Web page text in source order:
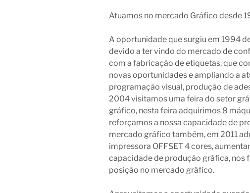
Atuamos no mercado Gráfico desde
A oportunidade que surgiu em 1994
devido a ter vindo do mercado de
com a fabricação de etiquetas, que
novas oportunidades e ampliando a
programação visual, produção de
2004 visitamos uma feira do setor
gráfico, nesta feira adquirimos 8
reforçamos a nossa capacidade de
mercado gráfico também, em 2011
impressora OFFSET 4 cores,
capacidade de produção gráfica, nos
posição no mercado gráfico.